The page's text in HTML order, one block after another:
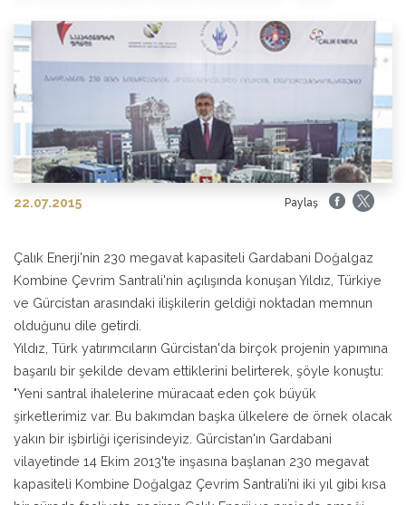
22.07.2015 Paylaş
Çalık Enerji'nin 230 megavat kapasiteli Gardabani Doğalgaz
Kombine Çevrim Santrali'nin açılışında konuşan Yıldız, Türkiye
ve Gürcistan arasındaki ilişkilerin geldiği noktadan memnun
olduğunu dile getirdi.
Yıldız, Türk yatırımcıların Gürcistan'da birçok projenin yapımına
başarılı bir şekilde devam ettiklerini belirterek, şöyle konuştu:
"Yeni santral ihalelerine müracaat eden çok büyük
şirketlerimiz var. Bu bakımdan başka ülkelere de örnek olacak
yakın bir işbirliği içerisindeyiz. Gürcistan'ın Gardabani
vilayetinde 14 Ekim 2013'te inşasına başlanan 230 megavat
kapasiteli Kombine Doğalgaz Çevrim Santrali’ni iki yıl gibi kısa